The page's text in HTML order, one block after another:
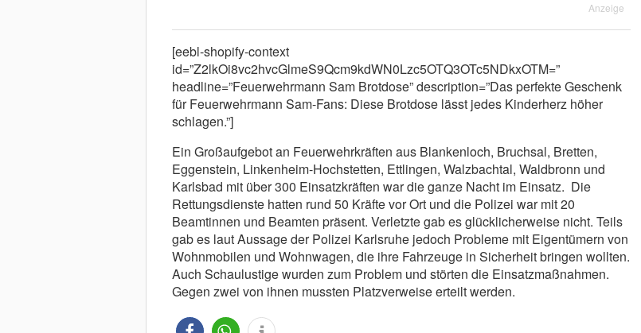
Anzeige
[eebl-shopify-context
id=”Z2lkOi8vc2hvcGlmeS9Qcm9kdWN0Lzc5OTQ3OTc5NDkxOTM=”
headline=”Feuerwehrmann Sam Brotdose” description=”Das perfekte Geschenk
für Feuerwehrmann Sam-Fans: Diese Brotdose lässt jedes Kinderherz höher
schlagen.”]
Ein Großaufgebot an Feuerwehrkräften aus Blankenloch, Bruchsal, Bretten,
Eggenstein, Linkenheim-Hochstetten, Ettlingen, Walzbachtal, Waldbronn und
Karlsbad mit über 300 Einsatzkräften war die ganze Nacht im Einsatz. Die
Rettungsdienste hatten rund 50 Kräfte vor Ort und die Polizei war mit 20
Beamtinnen und Beamten präsent. Verletzte gab es glücklicherweise nicht. Teils
gab es laut Aussage der Polizei Karlsruhe jedoch Probleme mit Eigentümern von
Wohnmobilen und Wohnwagen, die ihre Fahrzeuge in Sicherheit bringen wollten.
Auch Schaulustige wurden zum Problem und störten die Einsatzmaßnahmen.
Gegen zwei von ihnen mussten Platzverweise erteilt werden.